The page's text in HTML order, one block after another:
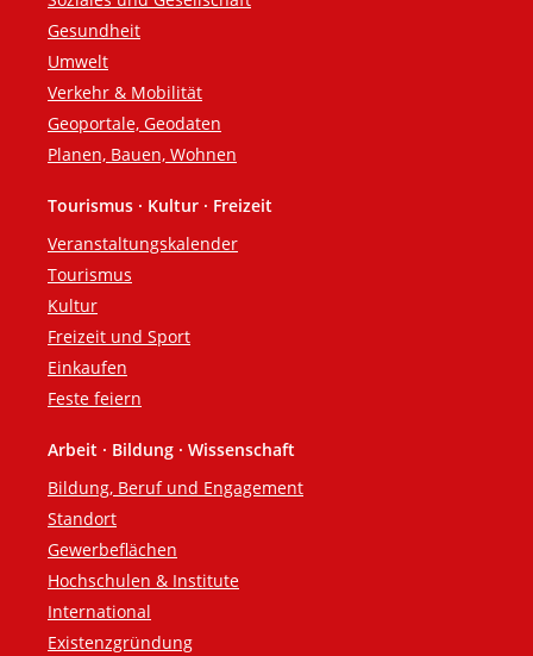
Gesundheit
Umwelt
Verkehr & Mobilität
Geoportale, Geodaten
Planen, Bauen, Wohnen
Tourismus · Kultur · Freizeit
Veranstaltungskalender
Tourismus
Kultur
Freizeit und Sport
Einkaufen
Feste feiern
Arbeit · Bildung · Wissenschaft
Bildung, Beruf und Engagement
Standort
Gewerbeflächen
Hochschulen & Institute
International
Existenzgründung